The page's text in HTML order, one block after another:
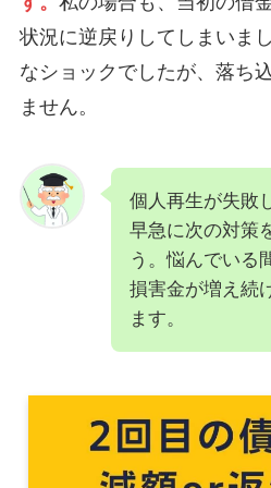
状況に逆戻りしてしまいま
なショックでしたが、落ち
ません。
個人再生が失敗
早急に次の対策
う。悩んでいる
損害金が増え続
ます。